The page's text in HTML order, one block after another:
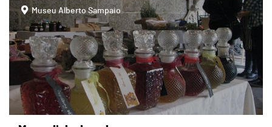
Museu Alberto Sampaio